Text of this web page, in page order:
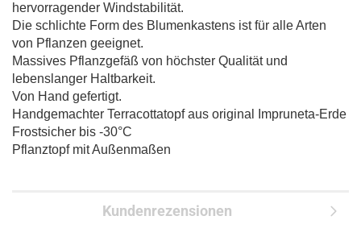
hervorragender Windstabilität.
Die schlichte Form des Blumenkastens ist für alle Arten
von Pflanzen geeignet.
Massives Pflanzgefäß von höchster Qualität und
lebenslanger Haltbarkeit.
Von Hand gefertigt.
Handgemachter Terracottatopf aus original Impruneta-Erde
Frostsicher bis -30°C
Pflanztopf mit Außenmaßen
Kundenrezensionen